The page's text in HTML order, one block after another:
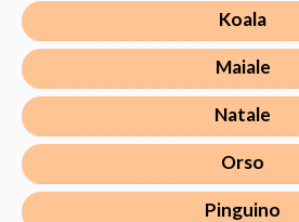
Koala
Maiale
Natale
Orso
Pinguino